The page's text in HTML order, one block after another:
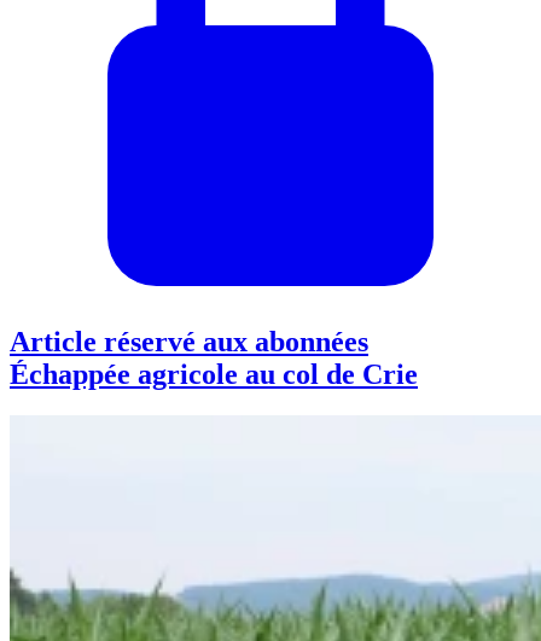
Article réservé aux abonnées
Échappée agricole au col de Crie